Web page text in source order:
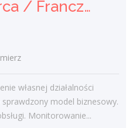
Franczyzobiorca / Franczyzobiorczyni
własnej działalności
model biznesowy.
Monitorowanie...